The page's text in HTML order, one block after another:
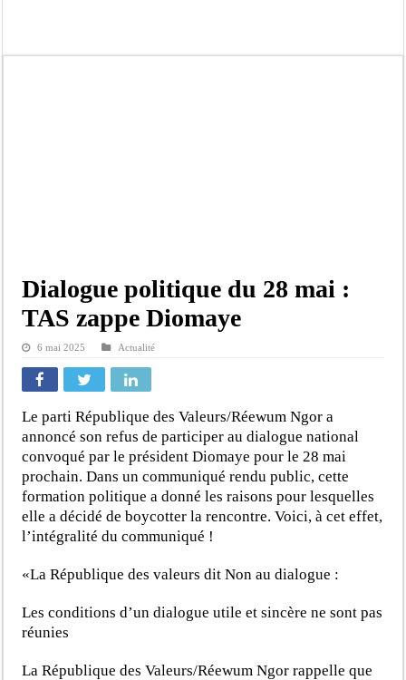
Dialogue politique du 28 mai :
TAS zappe Diomaye
6 mai 2025 Actualité
Le parti République des Valeurs/Réewum Ngor a
annoncé son refus de participer au dialogue national
convoqué par le président Diomaye pour le 28 mai
prochain. Dans un communiqué rendu public, cette
formation politique a donné les raisons pour lesquelles
elle a décidé de boycotter la rencontre. Voici, à cet effet,
l’intégralité du communiqué !
«La République des valeurs dit Non au dialogue :
Les conditions d’un dialogue utile et sincère ne sont pas
réunies
La République des Valeurs/Réewum Ngor rappelle que